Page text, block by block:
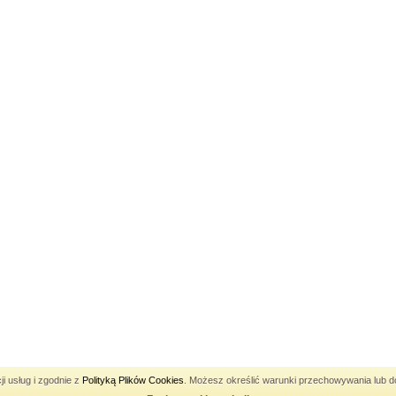
usług i zgodnie z Polityką Plików Cookies . Możesz określić warunki przechowywania lub
Pozycjonowanie Katowice